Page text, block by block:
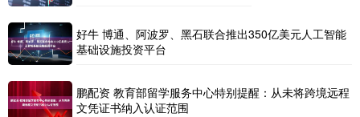
好牛 博通、阿波罗、黑石联合推出350亿美元人工智能
基础设施投资平台
鹏配资 教育部留学服务中心特别提醒：从未将跨境远程
文凭证书纳入认证范围